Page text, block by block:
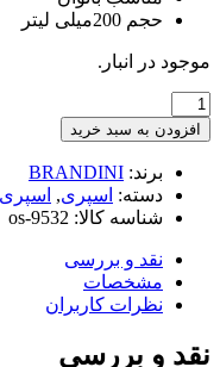
حجم 200میلی لیتر
موجود در انبار.
اسپری
بدن
زنانه
برندینی
مدل
HALLOWEEN
میلی
افزودن به سبد خرید
برند: BRANDINI
دسته: اسپری, اسپری
شناسه کالا: os-9532
نقد و بررسی
مشخصات
نظرات کاربران
نقد و بررسی